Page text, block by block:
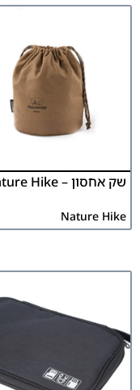
שק אחסון – Nature Hike
Nature Hike